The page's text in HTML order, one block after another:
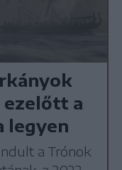
ezelőtt a
legyen
a Trónok